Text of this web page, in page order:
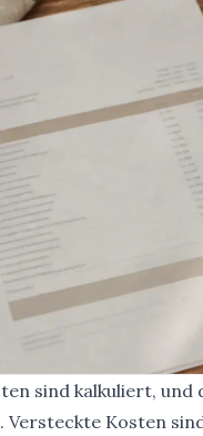
sind kalkuliert,
Versteckte Kosten